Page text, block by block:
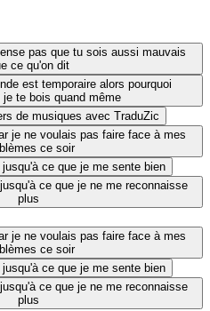
pas que tu sois aussi mauvais
ce qu'on dit
est temporaire alors pourquoi
te bois quand même
de musiques avec TraduZic
je ne voulais pas faire face à mes
ce soir
ce que je me sente bien
ce que je ne me reconnaisse
plus
je ne voulais pas faire face à mes
ce soir
ce que je me sente bien
ce que je ne me reconnaisse
plus